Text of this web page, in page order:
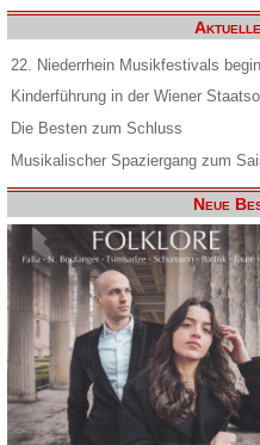
22. Niederrhein Musikfestivals
Kinderführung in der Wiener
Die Besten zum Schluss
Musikalischer Spaziergang zum
Neue